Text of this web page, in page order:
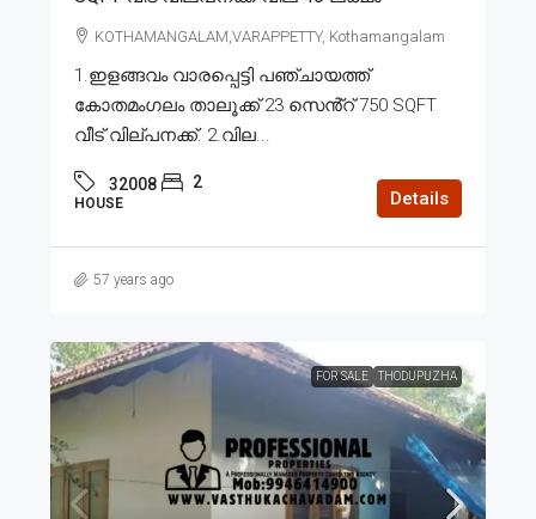
KOTHAMANGALAM,VARAPPETTY, Kothamangalam
1.ഇളങ്ങവം വാരപ്പെട്ടി പഞ്ചായത്ത്
കോതമംഗലം താലൂക്ക് 23 സെൻ്റ് 750 SQFT
വീട് വില്പനക്ക്. 2.വില...
32008 2
HOUSE Details
57 years ago
FOR SALE THODUPUZHA